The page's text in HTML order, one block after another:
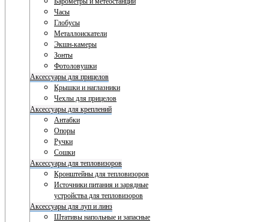
Часы
Глобусы
Металлоискатели
Экшн-камеры
Зонты
Фотоловушки
Аксессуары для прицелов
Крышки и наглазники
Чехлы для прицелов
Аксессуары для креплений
Антабки
Опоры
Ручки
Сошки
Аксессуары для тепловизоров
Кронштейны для тепловизоров
Источники питания и зарядные
устройства для тепловизоров
Аксессуары для луп и линз
Штативы напольные и запасные